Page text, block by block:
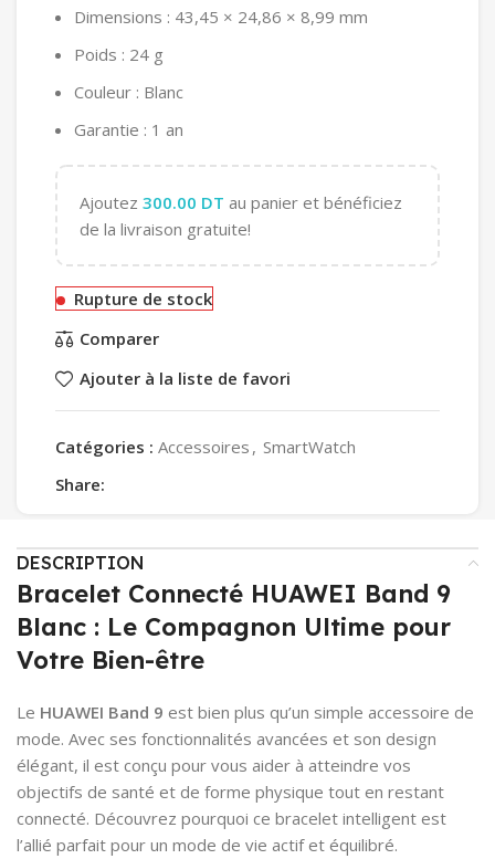
Dimensions : 43,45 × 24,86 × 8,99 mm
Poids : 24 g
Couleur : Blanc
Garantie : 1 an
Ajoutez 300.00 DT au panier et bénéficiez
de la livraison gratuite!
Rupture de stock
Comparer
Ajouter à la liste de favori
Catégories : Accessoires , SmartWatch
Share:
DESCRIPTION
Bracelet Connecté HUAWEI Band 9
Blanc : Le Compagnon Ultime pour
Votre Bien-être
Le HUAWEI Band 9 est bien plus qu’un simple accessoire de
mode. Avec ses fonctionnalités avancées et son design
élégant, il est conçu pour vous aider à atteindre vos
objectifs de santé et de forme physique tout en restant
connecté. Découvrez pourquoi ce bracelet intelligent est
l’allié parfait pour un mode de vie actif et équilibré.